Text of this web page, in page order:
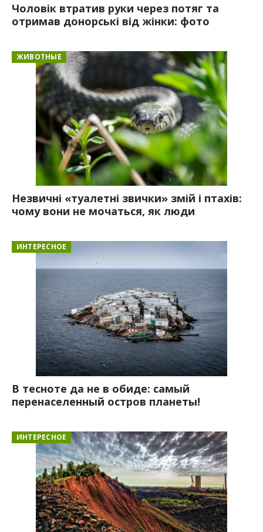
Чоловік втратив руки через потяг та
отримав донорські від жінки: фото
ЖИВОТНЫЕ
Незвичні «туалетні звички» змій і птахів:
чому вони не мочаться, як люди
ИНТЕРЕСНОЕ
В тесноте да не в обиде: самый
перенаселенный остров планеты!
ИНТЕРЕСНОЕ